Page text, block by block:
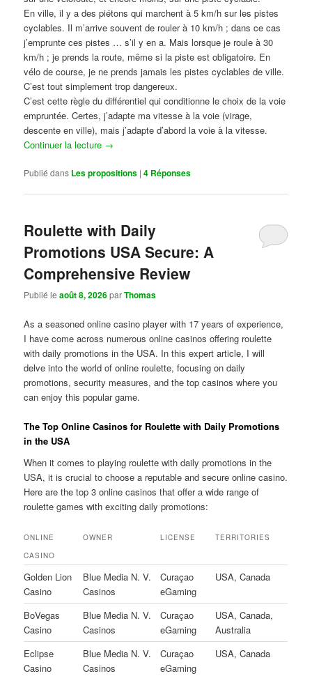
En ville, il y a des piétons qui marchent à 5 km/h sur les pistes
cyclables. Il m’arrive souvent de rouler à 10 km/h ; dans ce cas
j’emprunte ces pistes … s’il y en a. Mais lorsque je roule à 30
km/h ; je prends la route, même si la piste est obligatoire. En
vélo de course, je ne prends jamais les pistes cyclables de ville.
C’est tout simplement trop dangereux.
C’est cette règle du différentiel qui conditionne le choix de la voie
empruntée. Certes, j’adapte ma vitesse à la voie (virage,
descente en ville), mais j’adapte d’abord la voie à la vitesse.
Continuer la lecture →
Publié dans Les propositions |4 Réponses
Roulette with Daily
Promotions USA Secure: A
Comprehensive Review
Publié leaoût 8, 2026parThomas
As a seasoned online casino player with 17 years of experience,
I have come across numerous online casinos offering roulette
with daily promotions in the USA. In this expert article, I will
delve into the world of online roulette, focusing on daily
promotions, security measures, and the top casinos where you
can enjoy this popular game.
The Top Online Casinos for Roulette with Daily Promotions
in the USA
When it comes to playing roulette with daily promotions in the
USA, it is crucial to choose a reputable and secure online casino.
Here are the top 3 online casinos that offer a wide range of
roulette games with exciting daily promotions:
ONLINE
CASINO
OWNER LICENSE TERRITORIES
Golden Lion
Casino
Blue Media N. V.
Casinos
Curaçao
eGaming
USA, Canada
BoVegas
Casino
Blue Media N. V.
Casinos
Curaçao
eGaming
USA, Canada,
Australia
Eclipse
Casino
Blue Media N. V.
Casinos
Curaçao
eGaming
USA, Canada